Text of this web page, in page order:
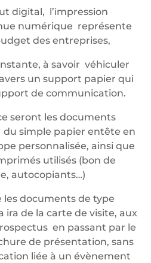
digital, l’impression
numérique représente
des entreprises,
à savoir véhiculer
un support papier qui
de communication.
seront les documents
simple papier entête en
personnalisée, ainsi que
utilisés (bon de
autocopiants…)
documents de type
ira de la carte de visite, aux
en passant par le
de présentation, sans
liée à un évènement